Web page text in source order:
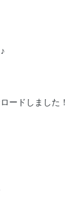
ードしました！